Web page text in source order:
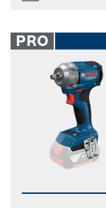
PRO